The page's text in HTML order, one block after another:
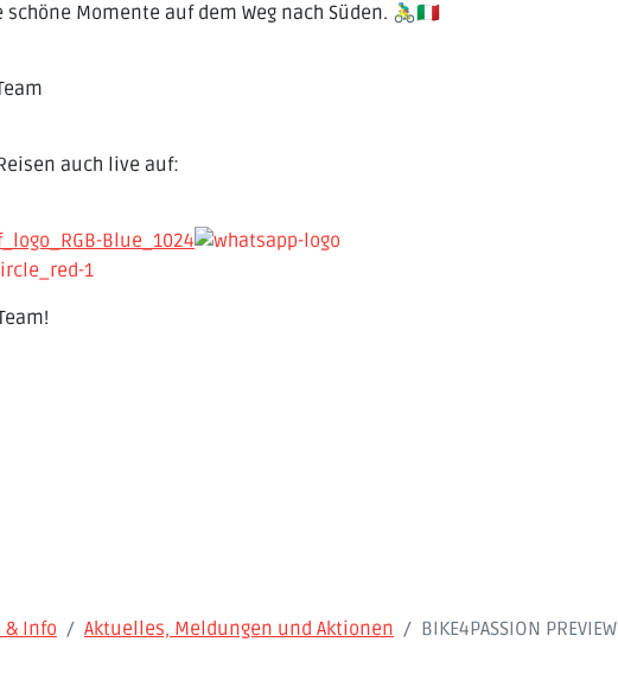
Momente auf dem Weg nach Süden. 🚴‍♂️🇮🇹
auch live auf:
& Info Aktuelles, Meldungen und Aktionen BIKE4PASSION PREVIEW